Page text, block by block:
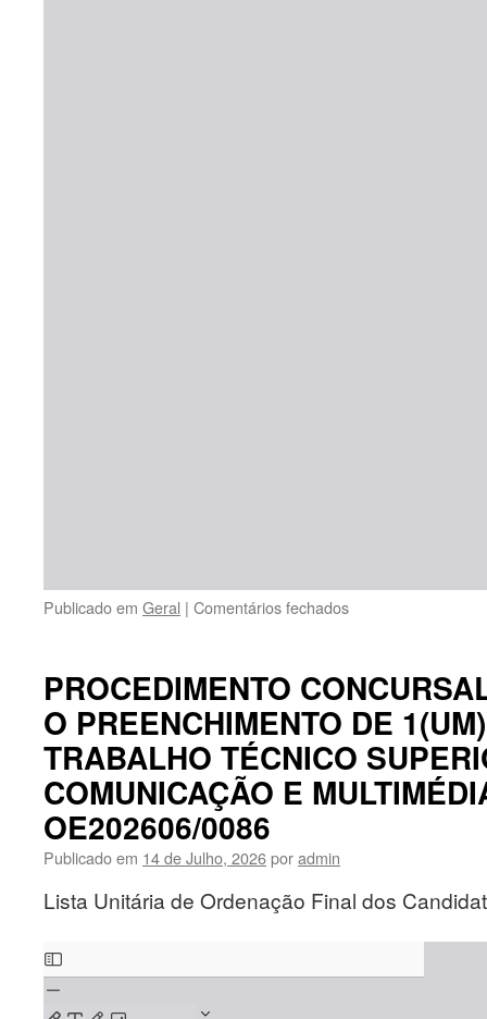
Publicado em Geral | Comentários fechadosem
PARA
O
PREENCHIMENTO
DE
1(UM)POSTO
DE
DE
COMUNICAÇÃO
–
PROCEDIMENTO
O PREENCHIMENTO DE
TRABALHO TÉCNICO
COMUNICAÇÃO E
OE202606/0086
Publicado em 14 de Julho, 2026poradmin
Lista Unitária de Ordenação Final dos
Skip
to
PDF